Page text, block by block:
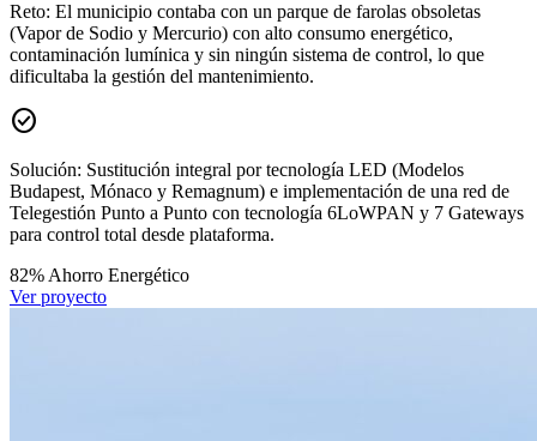
Reto: El municipio contaba con un parque de farolas obsoletas
(Vapor de Sodio y Mercurio) con alto consumo energético,
contaminación lumínica y sin ningún sistema de control, lo que
dificultaba la gestión del mantenimiento.
check_circle
Solución: Sustitución integral por tecnología LED (Modelos
Budapest, Mónaco y Remagnum) e implementación de una red de
Telegestión Punto a Punto con tecnología 6LoWPAN y 7 Gateways
para control total desde plataforma.
82%Ahorro Energético
Ver proyecto